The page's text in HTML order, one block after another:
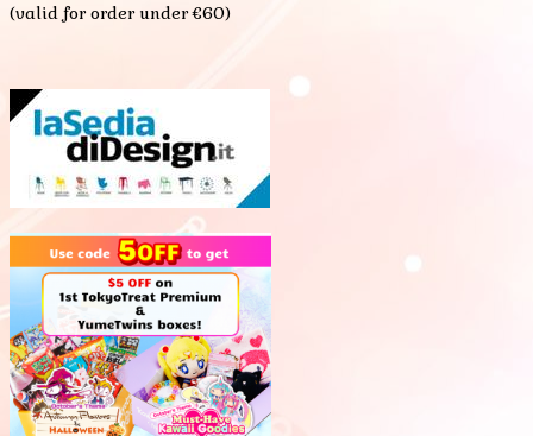
(valid for order under €60)